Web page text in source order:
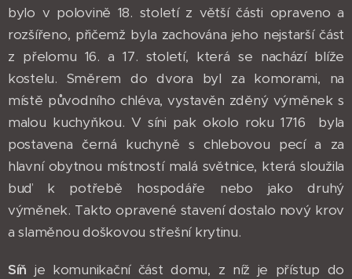
bylo v polovině 18. století z větší části opraveno a
rozšířeno, přičemž byla zachována jeho nejstarší část
z přelomu 16. a 17. století, která se nachází blíže
kostelu. Směrem do dvora byl za komorami, na
místě původního chléva, vystavěn zděný výměnek s
malou kuchyňkou. V síni pak okolo roku 1716 byla
postavena černá kuchyně s chlebovou pecí a za
hlavní obytnou místností malá světnice, která sloužila
buď k potřebě hospodáře nebo jako druhý
výměnek. Takto opravené stavení dostalo nový krov
a slaměnou doškovou střešní krytinu.
Síň je komunikační část domu, z níž je přístup do